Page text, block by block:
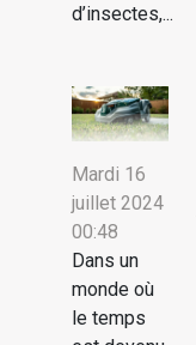
d’insectes,...
Mardi 16
juillet 2024
00:48
Dans un
monde où
le temps